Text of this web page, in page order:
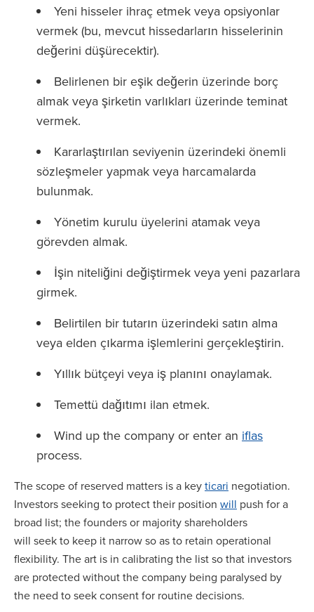
Yeni hisseler ihraç etmek veya opsiyonlar
vermek (bu, mevcut hissedarların hisselerinin
değerini düşürecektir).
Belirlenen bir eşik değerin üzerinde borç
almak veya şirketin varlıkları üzerinde teminat
vermek.
Kararlaştırılan seviyenin üzerindeki önemli
sözleşmeler yapmak veya harcamalarda
bulunmak.
Yönetim kurulu üyelerini atamak veya
görevden almak.
İşin niteliğini değiştirmek veya yeni pazarlara
girmek.
Belirtilen bir tutarın üzerindeki satın alma
veya elden çıkarma işlemlerini gerçekleştirin.
Yıllık bütçeyi veya iş planını onaylamak.
Temettü dağıtımı ilan etmek.
Wind up the company or enter an iflas
process.
The scope of reserved matters is a keyticari negotiation.
Investors seeking to protect their position will push for a
broad list; the founders or majority shareholders
will seek to keep it narrow so as to retain operational
flexibility. The art is in calibrating the list so that investors
are protected without the company being paralysed by
the need to seek consent for routine decisions.